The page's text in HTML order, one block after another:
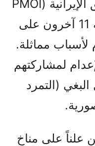
إلى منظمة مجاهدي خلق الإيرانية (PMOI
أو MEK)، في حين يواجه 11 آخرون على
لأسباب مماثلة.
لمشاركتهم
(التمرد
علناً على مناخ